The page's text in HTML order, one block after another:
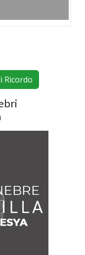
Ricordo